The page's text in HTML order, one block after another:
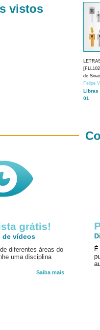
vistos
de
Felipe
Libras
01
grátis!
de vídeos
diferentes áreas do
uma disciplina
Saiba mais